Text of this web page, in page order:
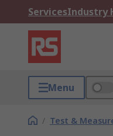
ServicesIndustry
Menu
/ Test &